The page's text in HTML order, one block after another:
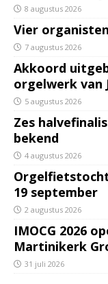
8 augustus 2026
Vier
7 augustus 2026
Akkoord
orgelwerk van
5 augustus 2026
Zes
bekend
4 augustus 2026
19 september
2 augustus 2026
IMOCG 2026
Martinikerk
31 juli 2026